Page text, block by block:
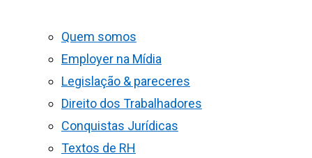
Quem somos
Employer na Mídia
Legislação & pareceres
Direito dos Trabalhadores
Conquistas Jurídicas
Textos de RH